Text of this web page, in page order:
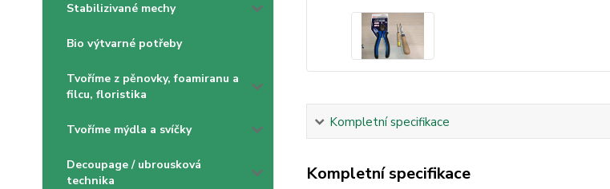
Stabilizivané mechy
Bio výtvarné potřeby
Tvoříme z pěnovky, foamiranu a
filcu, floristika
Tvoříme mýdla a svíčky
Decoupage / ubrousková
technika
Kompletní specifikace
Kompletní specifikace